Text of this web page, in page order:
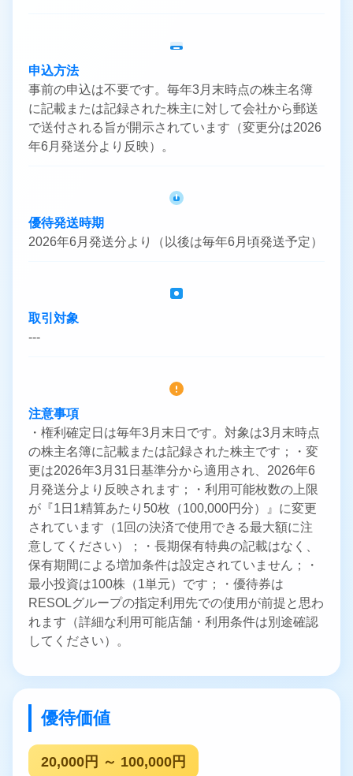
申込方法
事前の申込は不要です。毎年3月末時点の株主名簿
に記載または記録された株主に対して会社から郵送
で送付される旨が開示されています（変更分は2026
年6月発送分より反映）。
優待発送時期
2026年6月発送分より（以後は毎年6月頃発送予定）
取引対象
---
注意事項
・権利確定日は毎年3月末日です。対象は3月末時点
の株主名簿に記載または記録された株主です；・変
更は2026年3月31日基準分から適用され、2026年6
月発送分より反映されます；・利用可能枚数の上限
が『1日1精算あたり50枚（100,000円分）』に変更
されています（1回の決済で使用できる最大額に注
意してください）；・長期保有特典の記載はなく、
保有期間による増加条件は設定されていません；・
最小投資は100株（1単元）です；・優待券は
RESOLグループの指定利用先での使用が前提と思わ
れます（詳細な利用可能店舗・利用条件は別途確認
してください）。
優待価値
20,000円 ～ 100,000円